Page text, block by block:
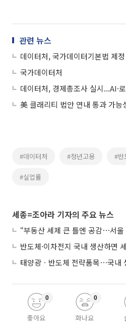
관련 뉴스
국가데이터처
#데이터처 #청년고용 #반
#실업률
세종=조아라 기자의 주요 뉴스
좋아요
0
화나요
0